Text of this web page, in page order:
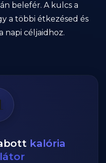
belefér. A kulcs a
a többi étkezésed és
napi céljaidhoz.
kalória